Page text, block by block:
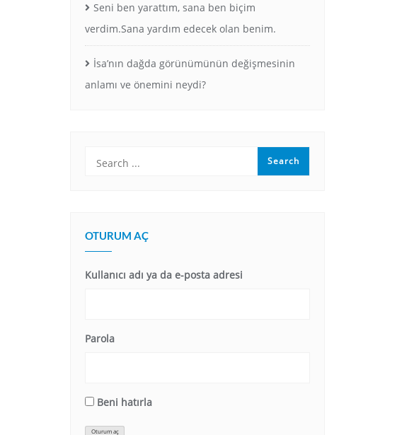
Seni ben yarattım, sana ben biçim
verdim.Sana yardım edecek olan benim.
İsa’nın dağda görünümünün değişmesinin
anlamı ve önemini neydi?
OTURUM AÇ
Kullanıcı adı ya da e-posta adresi
Parola
Beni hatırla
Oturum aç